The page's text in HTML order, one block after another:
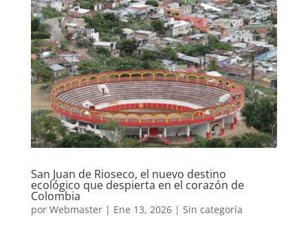
San Juan de Rioseco, el nuevo destino
ecológico que despierta en el corazón de
Colombia
por Webmaster| Ene 13, 2026| Sin categoría